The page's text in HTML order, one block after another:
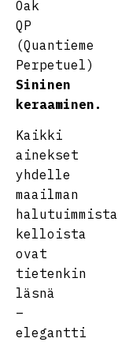
Oak
QP
(Quantieme
Perpetuel)
Sininen
keraaminen.
Kaikki
ainekset
yhdelle
maailman
halutuimmista
kelloista
ovat
tietenkin
läsnä
–
elegantti